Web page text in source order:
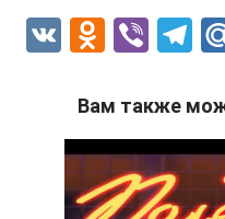
V
O
n
o
kl
a
Vi
er
T
e
gr
a
m
Вам также